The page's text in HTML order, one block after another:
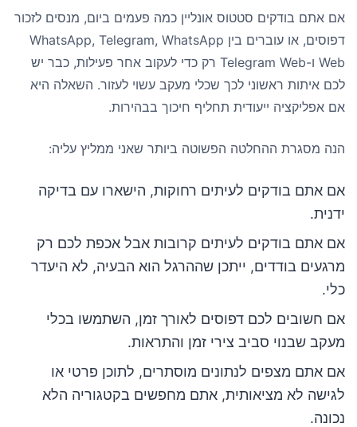
אם אתם בודקים סטטוס אונליין כמה פעמים ביום, מנסים לזכור
דפוסים, או עוברים בין WhatsApp, Telegram, WhatsApp
Web ו-Telegram Web רק כדי לעקוב אחר פעילות, כבר יש
לכם איתות ראשוני לכך שכלי מעקב עשוי לעזור. השאלה היא
אם אפליקציה ייעודית תחליף חיכוך בבהירות.
הנה מסגרת ההחלטה הפשוטה ביותר שאני ממליץ עליה:
אם אתם בודקים לעיתים רחוקות, הישארו עם בדיקה
ידנית.
אם אתם בודקים לעיתים קרובות אבל אכפת לכם רק
מרגעים בודדים, ייתכן שההרגל הוא הבעיה, לא היעדר
כלי.
אם חשובים לכם דפוסים לאורך זמן, השתמשו בכלי
מעקב שבנוי סביב צירי זמן והתראות.
אם אתם מצפים לנתונים מוסתרים, לתוכן פרטי או
לגישה לא מציאותית, אתם מחפשים בקטגוריה הלא
נכונה.